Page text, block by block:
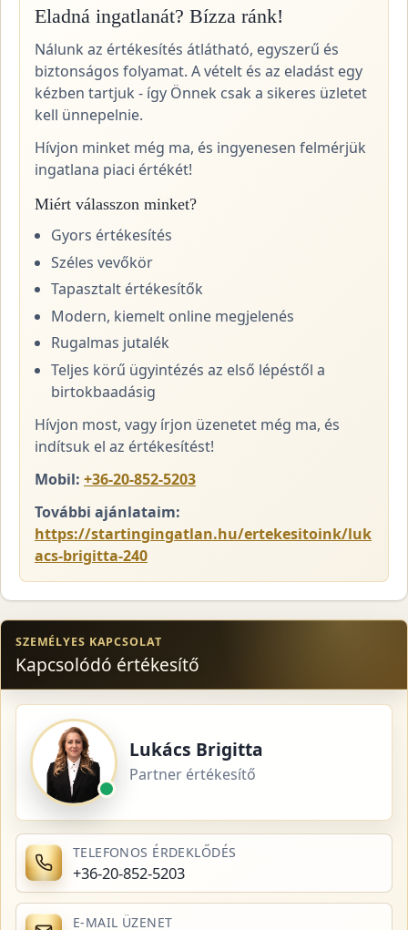
Eladná ingatlanát? Bízza ránk!
Nálunk az értékesítés átlátható, egyszerű és
biztonságos folyamat. A vételt és az eladást egy
kézben tartjuk - így Önnek csak a sikeres üzletet
kell ünnepelnie.
Hívjon minket még ma, és ingyenesen felmérjük
ingatlana piaci értékét!
Miért válasszon minket?
Gyors értékesítés
Széles vevőkör
Tapasztalt értékesítők
Modern, kiemelt online megjelenés
Rugalmas jutalék
Teljes körű ügyintézés az első lépéstől a
birtokbaadásig
Hívjon most, vagy írjon üzenetet még ma, és
indítsuk el az értékesítést!
Mobil: +36-20-852-5203
További ajánlataim:
https://startingingatlan.hu/ertekesitoink/luk
acs-brigitta-240
SZEMÉLYES KAPCSOLAT
Kapcsolódó értékesítő
Lukács Brigitta
Partner értékesítő
TELEFONOS ÉRDEKLŐDÉS
+36-20-852-5203
E-MAIL ÜZENET